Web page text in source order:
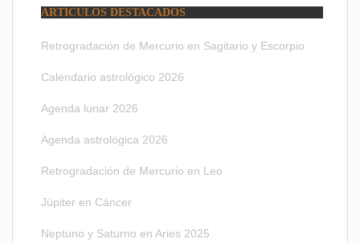
ARTÍCULOS DESTACADOS
Retrogradación de Mercurio en Sagitario y Escorpio
Calendario astrológico 2026
Agenda lunar 2026
Agenda astrológica 2026
Retrogradación de Mercurio en Leo
Júpiter en Cáncer
Neptuno y Saturno en Aries 2025